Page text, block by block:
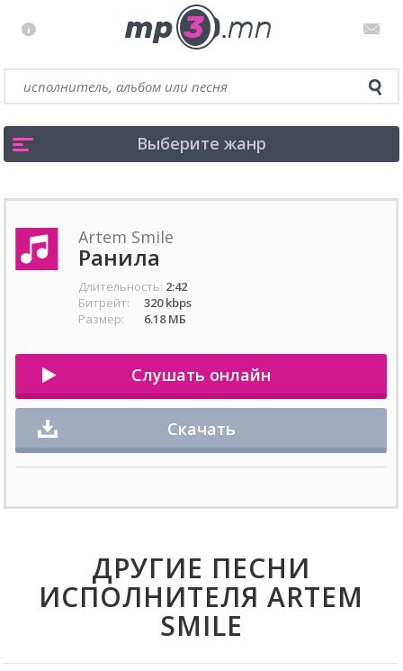
Выберите жанр
Artem Smile
Ранила
Длительность: 2:42
Битрейт:
320 kbps
Размер:
6.18 МБ
Слушать онлайн
Скачать
ДРУГИЕ ПЕСНИ
ИСПОЛНИТЕЛЯ ARTEM
SMILE